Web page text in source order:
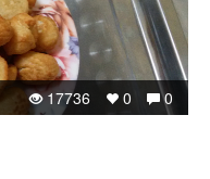
0
0
17736